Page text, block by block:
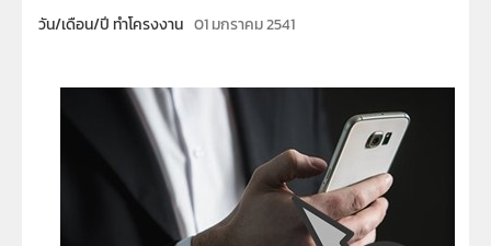
วัน/เดือน/ปี ทำโครงงาน 01 มกราคม 2541